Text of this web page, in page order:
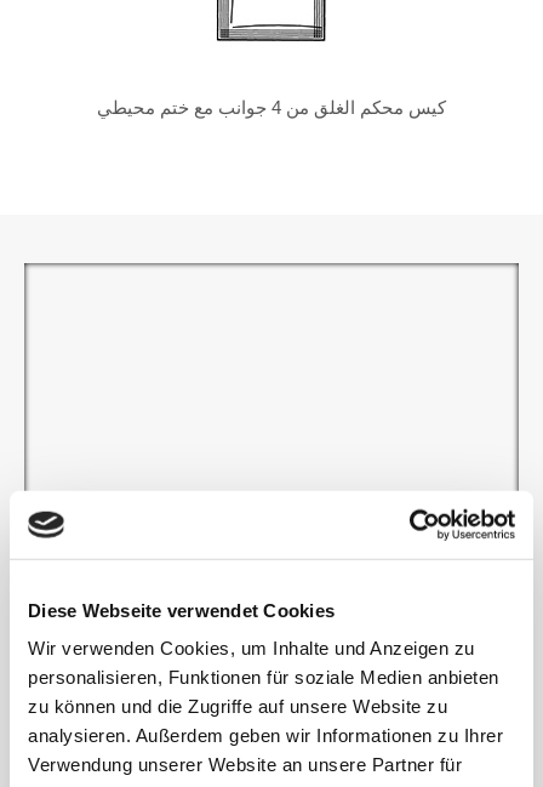
Diese Webseite verwendet Cookies
Wir verwenden Cookies, um Inhalte und Anzeigen zu
personalisieren, Funktionen für soziale Medien anbieten
zu können und die Zugriffe auf unsere Website zu
analysieren. Außerdem geben wir Informationen zu Ihrer
Verwendung unserer Website an unsere Partner für
كيس محكم الغلق من 4 جوانب مع ختم محيطي